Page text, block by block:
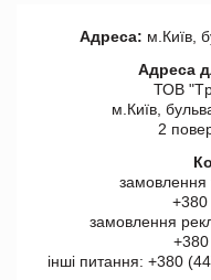
Адреса: м.Київ,
Адреса
ТОВ
м.Київ,
2
замовлення
+380
замовлення
інші питання: +380